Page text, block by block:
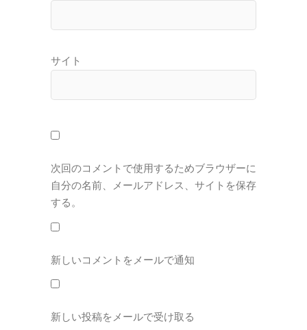
サイト
次回のコメントで使用するためブラウザーに
自分の名前、メールアドレス、サイトを保存
する。
新しいコメントをメールで通知
新しい投稿をメールで受け取る